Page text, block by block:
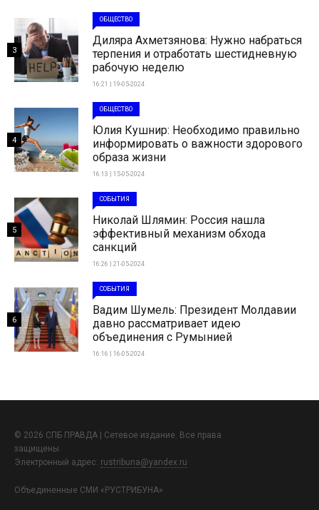
ОБЩЕСТВО
Диляра Ахметзянова: Нужно набраться
терпения и отработать шестидневную
рабочую неделю
16:21 | 19-05-2024
3
ОБЩЕСТВО
Юлия Кушнир: Необходимо правильно
информировать о важности здорового
образа жизни
16:13 | 15-05-2024
4
СОБЫТИЯ
Николай Шлямин: Россия нашла
эффективный механизм обхода
санкций
16:26 | 21-05-2024
5
СОБЫТИЯ
Вадим Шумель: Президент Молдавии
давно рассматривает идею
объединения с Румынией
16:16 | 16-05-2024
6
© 2026 СПБ ПРАВДА | Сетевое издание. Все права
защищены.
Электронный адрес: rustribuna@yandex.ru
Объединенные СМИ «РУСТРИБУНА»